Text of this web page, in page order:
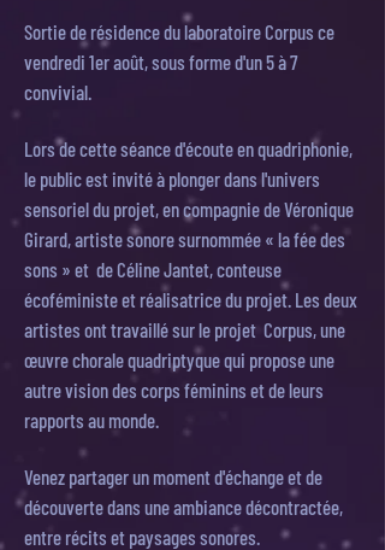
Sortie de résidence du laboratoire Corpus ce
vendredi 1er août, sous forme d'un 5 à 7
convivial.
Lors de cette séance d'écoute en quadriphonie,
le public est invité à plonger dans l'univers
sensoriel du projet, en compagnie de Véronique
Girard, artiste sonore surnommée « la fée des
sons » et de Céline Jantet, conteuse
écoféministe et réalisatrice du projet. Les deux
artistes ont travaillé sur le projet Corpus, une
œuvre chorale quadriptyque qui propose une
autre vision des corps féminins et de leurs
rapports au monde.
Venez partager un moment d'échange et de
découverte dans une ambiance décontractée,
entre récits et paysages sonores.